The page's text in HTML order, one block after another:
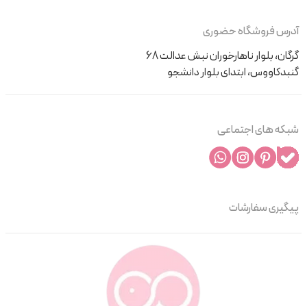
آدرس فروشگاه حضوری
گرگان، بلوار ناهارخوران نبش عدالت 68
گنبدکاووس، ابتدای بلوار دانشجو
شبکه های اجتماعی
پیگیری سفارشات